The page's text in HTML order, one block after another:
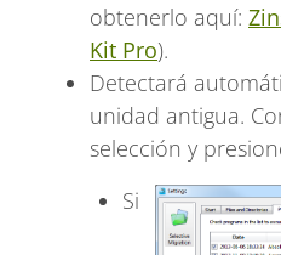
obtenerlo aquí:
Kit Pro).
Detectará
unidad antigua.
selección y
Si